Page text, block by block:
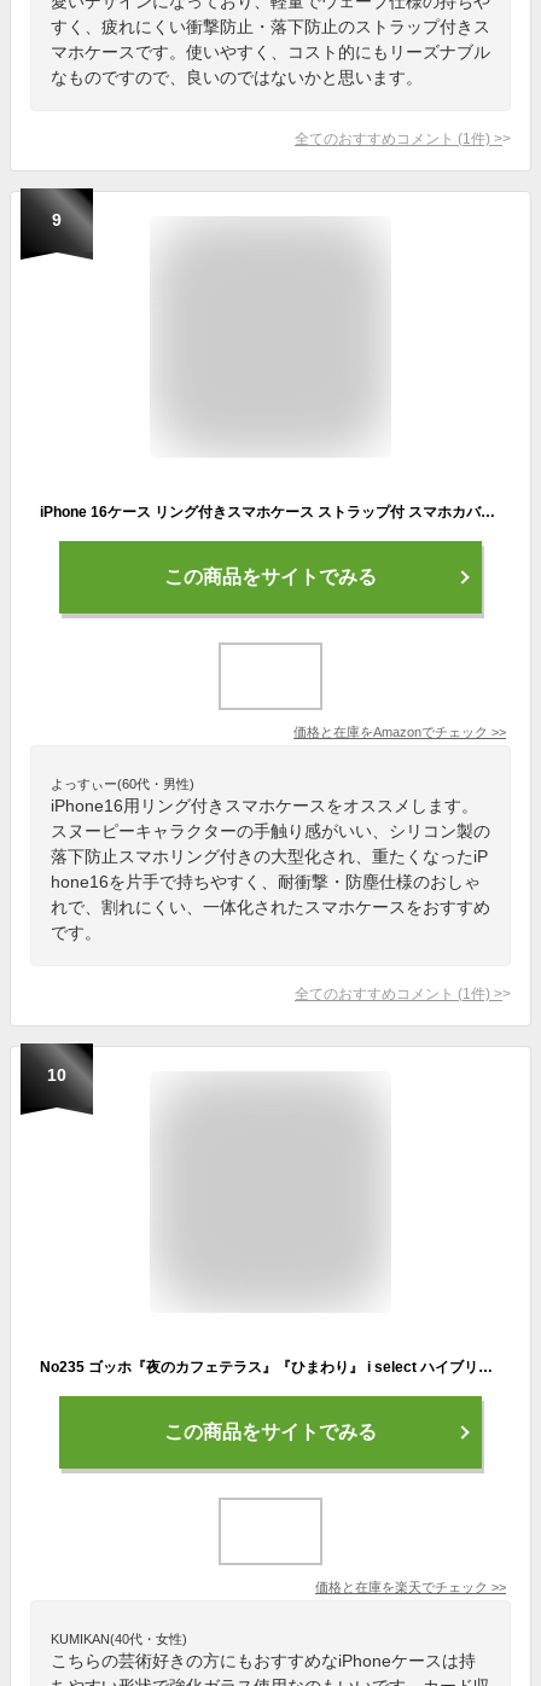
すく、疲れにくい衝撃防止・落下防止のストラップ付きス
マホケースです。使いやすく、コスト的にもリーズナブル
なものですので、良いのではないかと思います。
全てのおすすめコメント (1 件) >
9
iPhone 16ケース リング付きスマホケース ストラップ付 スマホカバー スヌーピー キャラクター シリコン 落下防止 ストライプ 耐衝撃 防塵 割れない おしゃれ かわいい おもしろ クリスマス 誕生日 プレゼント スマホカバー ケース 一体型 (iPhone 16)
この商品をサイトでみる
価格と在庫をAmazonでチェック >>
よっすぃー(60代・男性)
iPhone16用リング付きスマホケースをオススメします。
スヌーピーキャラクターの手触り感がいい、シリコン製の
落下防止スマホリング付きの大型化され、重たくなったiP
hone16を片手で持ちやすく、耐衝撃・防塵仕様のおしゃ
れで、割れにくい、一体化されたスマホケースをおすすめ
です。
全てのおすすめコメント (1 件) >
10
No235 ゴッホ『夜のカフェテラス』『ひまわり』 i select ハイブリッドケース iPhone XS iPhone X iPhone XR対応 強化ガラスケース スマホケース カバー 9H 絵画 洋画 花柄 アート d:pho | iPhoneケース スマホカバー
この商品をサイトでみる
価格と在庫を楽天でチェック >>
KUMIKAN(40代・女性)
こちらの芸術好きの方にもおすすめなiPhoneケースは持